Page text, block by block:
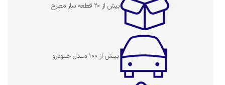
بیش از 20 قطعه ساز مطرح
بیـش از 100 مــدل خــودرو